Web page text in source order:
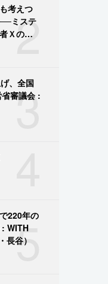
2
考えつ
ミステ
Ｘの献
3
、全国
審議会 :
5
220年の
: WITH
長谷）